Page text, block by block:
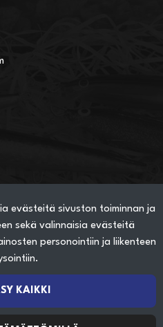
evästeitä sivuston toiminnan ja
sekä valinnaisia evästeitä
personointiin ja liikenteen
KAIKKI